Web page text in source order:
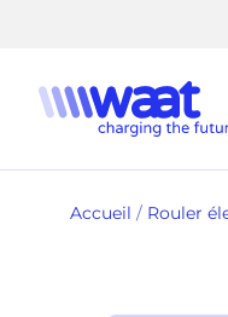
contenu
Waat
Accueil Rouler